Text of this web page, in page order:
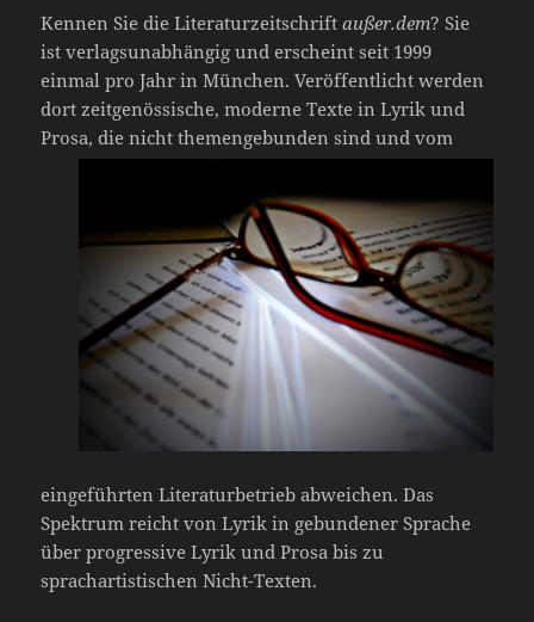
Kennen Sie die Literaturzeitschriftaußer.dem? Sie
ist verlagsunabhängig und erscheint seit 1999
einmal pro Jahr in München. Veröffentlicht werden
dort zeitgenössische, moderne Texte in Lyrik und
Prosa, dienicht themengebunden sind und vom
eingeführten Literaturbetrieb abweichen. Das
Spektrum reicht von Lyrik in gebundener Sprache
über progressive Lyrik und Prosa bis zu
sprachartistischen Nicht-Texten.